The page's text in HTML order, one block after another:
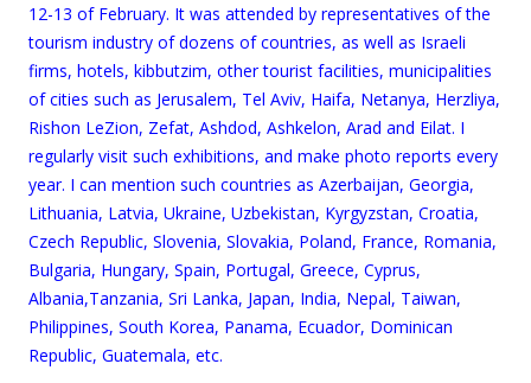
12-13 of February. It was attended by representatives of the
tourism industry of dozens of countries, as well as Israeli
firms, hotels, kibbutzim, other tourist facilities, municipalities
of cities such as Jerusalem, Tel Aviv, Haifa, Netanya, Herzliya,
Rishon LeZion, Zefat, Ashdod, Ashkelon, Arad and Eilat. I
regularly visit such exhibitions, and make photo reports every
year. I can mention such countries as Azerbaijan, Georgia,
Lithuania, Latvia, Ukraine, Uzbekistan, Kyrgyzstan, Croatia,
Czech Republic, Slovenia, Slovakia, Poland, France, Romania,
Bulgaria, Hungary, Spain, Portugal, Greece, Cyprus,
Albania,Tanzania, Sri Lanka, Japan, India, Nepal, Taiwan,
Philippines, South Korea, Panama, Ecuador, Dominican
Republic, Guatemala, etc.